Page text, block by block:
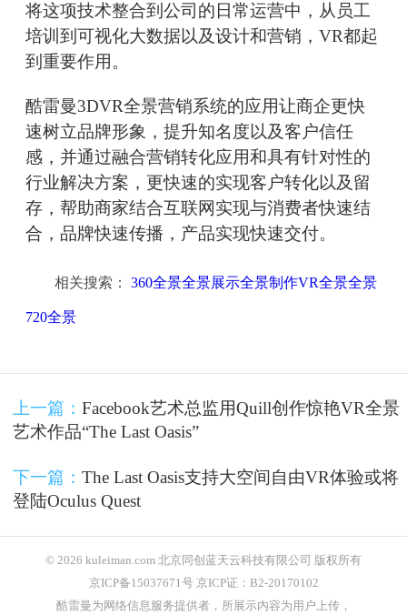
将这项技术整合到公司的日常运营中，从员工
培训到可视化大数据以及设计和营销，VR都起
到重要作用。
酷雷曼3DVR全景营销系统的应用让商企更快
速树立品牌形象，提升知名度以及客户信任
感，并通过融合营销转化应用和具有针对性的
行业解决方案，更快速的实现客户转化以及留
存，帮助商家结合互联网实现与消费者快速结
合，品牌快速传播，产品实现快速交付。
相关搜索： 360全景全景展示全景制作VR全景全景
720全景
上一篇： Facebook艺术总监用Quill创作惊艳VR全景
艺术作品“The Last Oasis”
下一篇： The Last Oasis支持大空间自由VR体验或将
登陆Oculus Quest
© 2026 kuleiman.com 北京同创蓝天云科技有限公司 版权所有
京ICP备15037671号 京ICP证：B2-20170102
酷雷曼为网络信息服务提供者，所展示内容为用户上传，